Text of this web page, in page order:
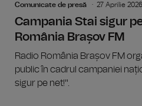
Comunicate de presă 27 Aprilie
Campania Stai sigur
România Brașov FM
Radio România Brașov FM
public în cadrul campaniei
sigur pe net!".